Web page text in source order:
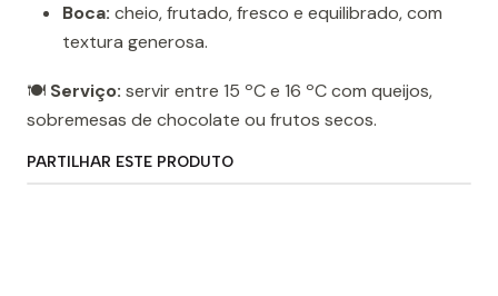
Boca: cheio, frutado, fresco e equilibrado, com
textura generosa.
🍽️ Serviço: servir entre 15 ºC e 16 ºC com queijos,
sobremesas de chocolate ou frutos secos.
PARTILHAR ESTE PRODUTO